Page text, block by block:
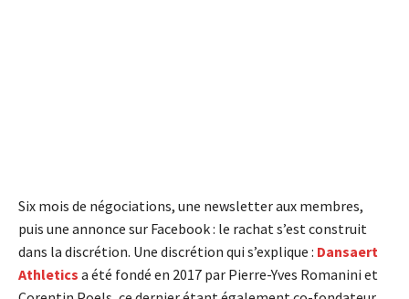
Six mois de négociations, une newsletter aux membres,
puis une annonce sur Facebook : le rachat s’est construit
dans la discrétion. Une discrétion qui s’explique : Dansaert
Athletics a été fondé en 2017 par Pierre-Yves Romanini et